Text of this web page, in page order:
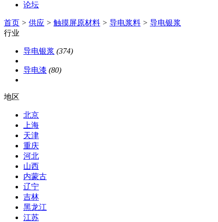
论坛
首页 > 供应 > 触摸屏原材料 > 导电浆料 > 导电银浆
行业
导电银浆 (374)
导电漆 (80)
地区
北京
上海
天津
重庆
河北
山西
内蒙古
辽宁
吉林
黑龙江
江苏